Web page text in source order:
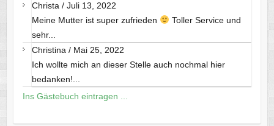
Christa / Juli 13, 2022
Meine Mutter ist super zufrieden
Toller Service und
sehr...
Christina / Mai 25, 2022
Ich wollte mich an dieser Stelle auch nochmal hier
bedanken!...
Ins Gästebuch eintragen ...